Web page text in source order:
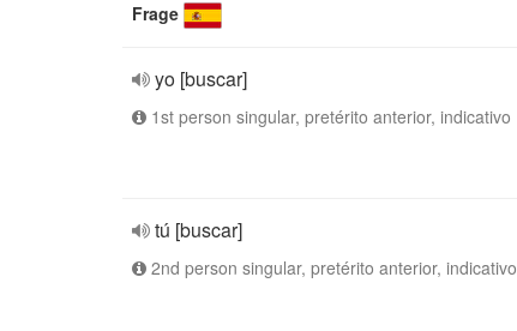
Frage
yo [buscar]
1st person singular, pretérito anterior, indicativo
tú [buscar]
2nd person singular, pretérito anterior, indicativo